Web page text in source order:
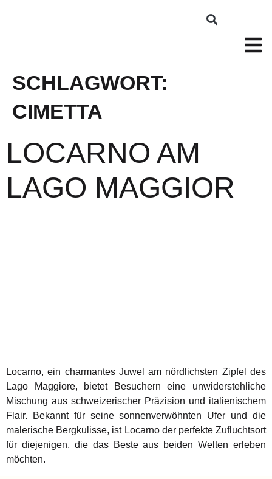
SCHLAGWORT:
CIMETTA
LOCARNO AM
LAGO MAGGIOR
Locarno, ein charmantes Juwel am nördlichsten Zipfel des
Lago Maggiore, bietet Besuchern eine unwiderstehliche
Mischung aus schweizerischer Präzision und italienischem
Flair. Bekannt für seine sonnenverwöhnten Ufer und die
malerische Bergkulisse, ist Locarno der perfekte Zufluchtsort
für diejenigen, die das Beste aus beiden Welten erleben
möchten.